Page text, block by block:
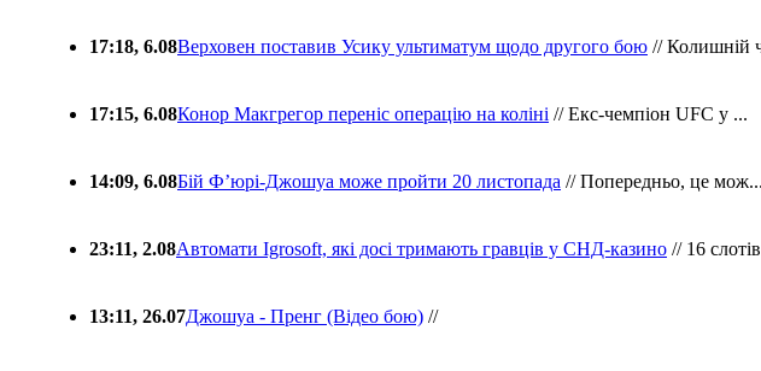
17:18, 6.08Верховен поставив Усику ультиматум щодо другого бою // Колишній
17:15, 6.08Конор Макгрегор переніс операцію на коліні // Екс-чемпіон UFC у ...
14:09, 6.08Бій Ф’юрі-Джошуа може пройти 20 листопада // Попередньо, це мож...
23:11, 2.08Автомати Igrosoft, які досі тримають гравців у СНД-казино // 16
13:11, 26.07Джошуа - Пренг (Відео бою) //